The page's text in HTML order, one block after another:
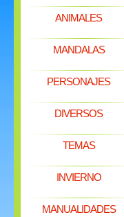
ANIMALES
MANDALAS
PERSONAJES
DIVERSOS
TEMAS
INVIERNO
MANUALIDADES